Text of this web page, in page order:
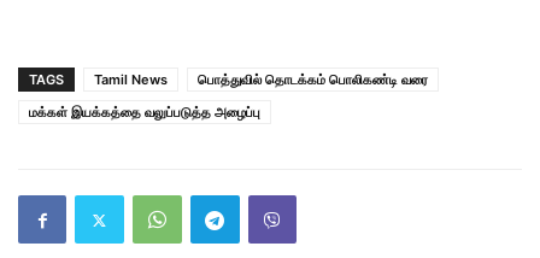
TAGS Tamil News
பொத்துவில் தொடக்கம் பொலிகண்டி வரை
மக்கள் இயக்கத்தை வலுப்படுத்த அழைப்பு